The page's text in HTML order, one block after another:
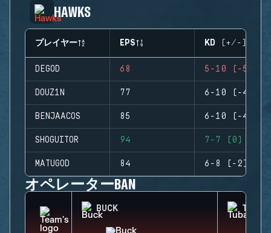
HAWKS
プレイヤー EPS KD (+/-)
DEGOD 68 5-10 (-5)
DOUZ1N 77 6-10 (-4)
BENJAACOS 85 6-10 (-4)
SHOGUITOR 94 7-7 (0)
MATUGOD 84 6-8 (-2)
オペレーターBAN
BUCK